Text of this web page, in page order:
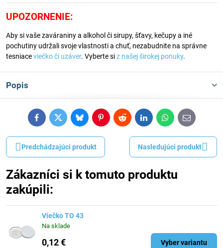
UPOZORNENIE:
Aby si vaše zaváraniny a alkohol či sirupy, šťavy, kečupy a iné
pochutiny udržali svoje vlastnosti a chuť, nezabudnite na správne
tesniaceviečko či uzáver. Vyberte siz našej širokej ponuky.
Popis
FacebookTwitterBlueskyPinterestRedditLinkedInWhatsApp
E-
mail
Predchádzajúci produkt Nasledujúci produkt
Zákazníci si k tomuto produktu
zakúpili:
Viečko TO 43
Na sklade
0,12 € Vyber variantu